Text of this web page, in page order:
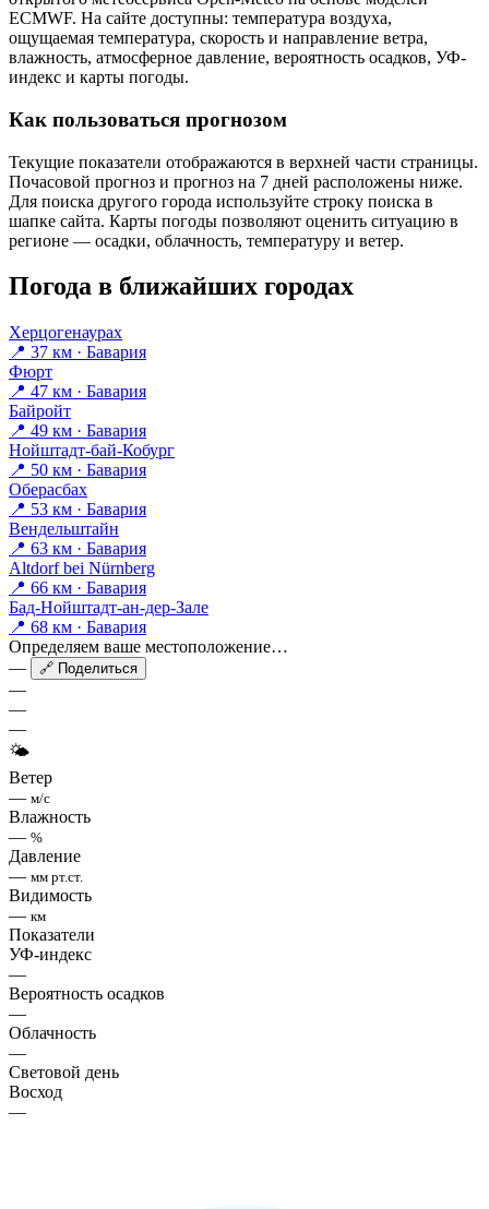
ECMWF. На сайте доступны: температура воздуха,
ощущаемая температура, скорость и направление ветра,
влажность, атмосферное давление, вероятность осадков, УФ-
индекс и карты погоды.
Как пользоваться прогнозом
Текущие показатели отображаются в верхней части страницы.
Почасовой прогноз и прогноз на 7 дней расположены ниже.
Для поиска другого города используйте строку поиска в
шапке сайта. Карты погоды позволяют оценить ситуацию в
регионе — осадки, облачность, температуру и ветер.
Погода в ближайших городах
Херцогенаурах
📍 37 км · Бавария
Фюрт
📍 47 км · Бавария
Байройт
📍 49 км · Бавария
Нойштадт-бай-Кобург
📍 50 км · Бавария
Оберасбах
📍 53 км · Бавария
Вендельштайн
📍 63 км · Бавария
Altdorf bei Nürnberg
📍 66 км · Бавария
Бад-Нойштадт-ан-дер-Зале
📍 68 км · Бавария
Определяем ваше местоположение…
—
🔗 Поделиться
—
—
—
🌤
Ветер
— м/с
Влажность
— %
Давление
— мм рт.ст.
Видимость
— км
Показатели
УФ-индекс
—
Вероятность осадков
—
Облачность
—
Световой день
Восход
—